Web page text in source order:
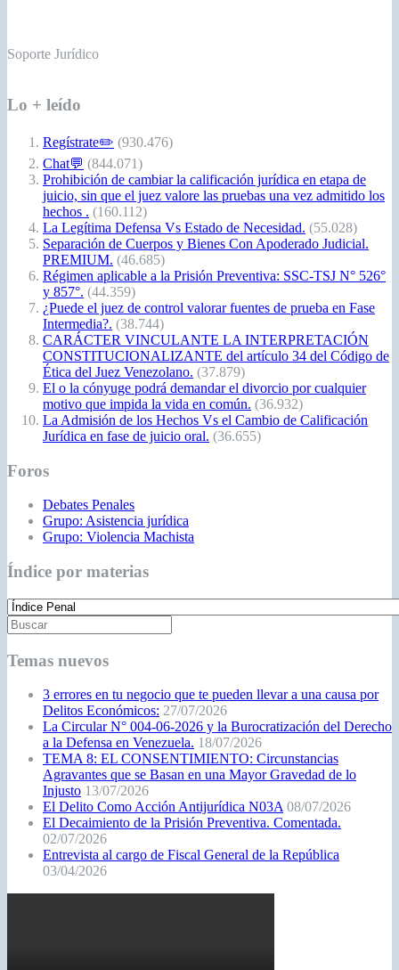
Soporte Jurídico
Lo + leído
Regístrate✏️ (930.476)
Chat💬 (844.071)
Prohibición de cambiar la calificación jurídica en etapa de
juicio, sin que el juez valore las pruebas una vez admitido los
hechos . (160.112)
La Legítima Defensa Vs Estado de Necesidad. (55.028)
Separación de Cuerpos y Bienes Con Apoderado Judicial.
PREMIUM. (46.685)
Régimen aplicable a la Prisión Preventiva: SSC-TSJ N° 526°
y 857°. (44.359)
¿Puede el juez de control valorar fuentes de prueba en Fase
Intermedia?. (38.744)
CARÁCTER VINCULANTE LA INTERPRETACIÓN
CONSTITUCIONALIZANTE del artículo 34 del Código de
Ética del Juez Venezolano. (37.879)
El o la cónyuge podrá demandar el divorcio por cualquier
motivo que impida la vida en común. (36.932)
La Admisión de los Hechos Vs el Cambio de Calificación
Jurídica en fase de juicio oral. (36.655)
Foros
Debates Penales
Grupo: Asistencia jurídica
Grupo: Violencia Machista
Índice por materias
Temas nuevos
3 errores en tu negocio que te pueden llevar a una causa por
Delitos Económicos: 27/07/2026
La Circular N° 004-06-2026 y la Burocratización del Derecho
a la Defensa en Venezuela. 18/07/2026
TEMA 8: EL CONSENTIMIENTO: Circunstancias
Agravantes que se Basan en una Mayor Gravedad de lo
Injusto 13/07/2026
El Delito Como Acción Antijurídica N03A 08/07/2026
El Decaimiento de la Prisión Preventiva. Comentada.
02/07/2026
Entrevista al cargo de Fiscal General de la República
03/04/2026